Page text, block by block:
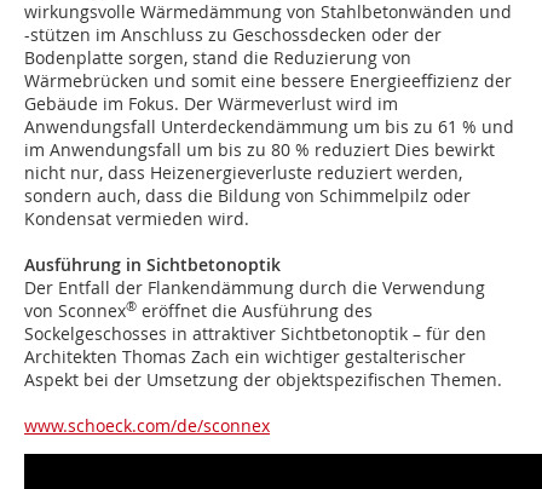
wirkungsvolle Wärmedämmung von Stahlbetonwänden und
-stützen im Anschluss zu Geschossdecken oder der
Bodenplatte sorgen, stand die Reduzierung von
Wärmebrücken und somit eine bessere Energieeffizienz der
Gebäude im Fokus. Der Wärmeverlust wird im
Anwendungsfall Unterdeckendämmung um bis zu 61 % und
im Anwendungsfall um bis zu 80 % reduziert Dies bewirkt
nicht nur, dass Heizenergieverluste reduziert werden,
sondern auch, dass die Bildung von Schimmelpilz oder
Kondensat vermieden wird.
Ausführung in Sichtbetonoptik
Der Entfall der Flankendämmung durch die Verwendung
von Sconnex® eröffnet die Ausführung des
Sockelgeschosses in attraktiver Sichtbetonoptik – für den
Architekten Thomas Zach ein wichtiger gestalterischer
Aspekt bei der Umsetzung der objektspezifischen Themen.
www.schoeck.com/de/sconnex